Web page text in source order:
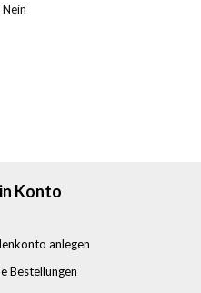
Konto
anlegen
Bestellungen